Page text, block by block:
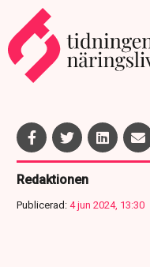
Redaktionen
Publicerad: 4 jun 2024, 13:30